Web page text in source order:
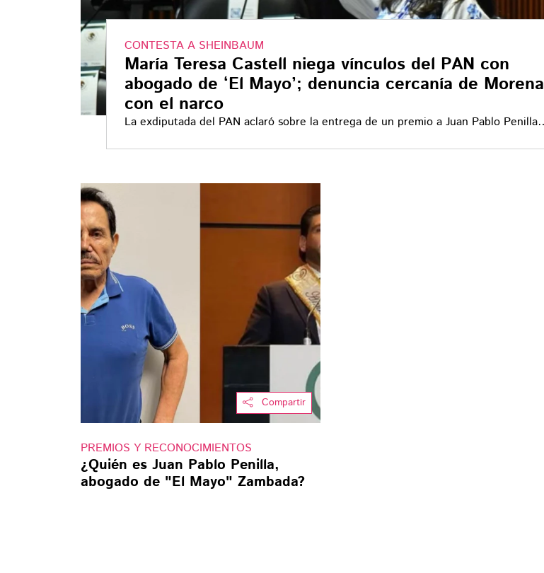
CONTESTA A SHEINBAUM
María Teresa Castell niega vínculos del PAN con
abogado de ‘El Mayo’; denuncia cercanía de Morena
con el narco
La exdiputada del PAN aclaró sobre la entrega de un premio a Juan Pablo Penilla,
Compartir
PREMIOS Y RECONOCIMIENTOS
¿Quién es Juan Pablo Penilla,
abogado de "El Mayo" Zambada?